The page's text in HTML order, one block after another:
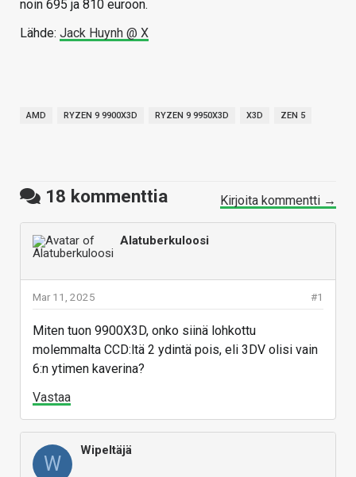
noin 695 ja 810 euroon.
Lähde: Jack Huynh @ X
AMD RYZEN 9 9900X3D RYZEN 9 9950X3D X3D ZEN 5
18 kommenttia Kirjoita kommentti →
Alatuberkuloosi
#1
Mar 11, 2025
Miten tuon 9900X3D, onko siinä lohkottu
molemmalta CCD:ltä 2 ydintä pois, eli 3DV olisi vain
6:n ytimen kaverina?
Vastaa
W
Wipeltäjä